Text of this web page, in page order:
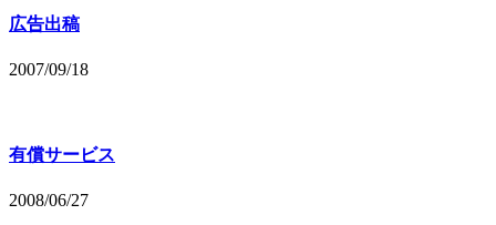
広告出稿
2007/09/18
有償サービス
2008/06/27